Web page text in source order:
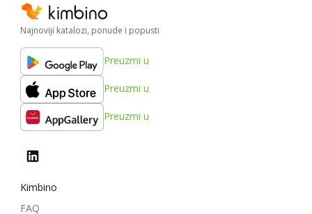
Najnoviji katalozi, ponude i popusti
Preuzmi u
Preuzmi u
Preuzmi u
Kimbino
FAQ